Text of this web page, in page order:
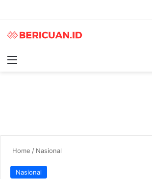
Home / Nasional
Nasional